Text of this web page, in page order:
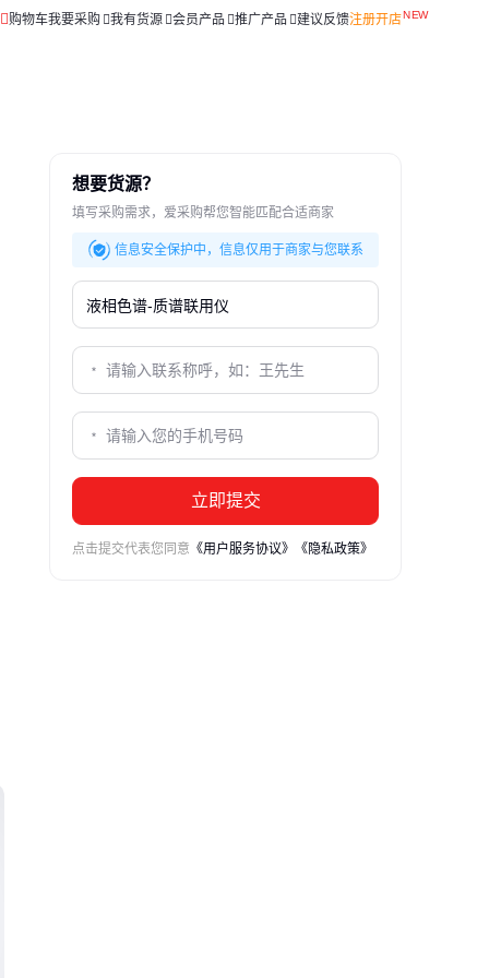
购物车我要采购 我有货源 会员产品 推广产品 建议反馈注册开店
想要货源？
填写采购需求，爱采购帮您智能匹配合适商家
信息安全保护中，信息仅用于商家与您联系
立即提交
点击提交代表您同意 《用户服务协议》 《隐私政策》